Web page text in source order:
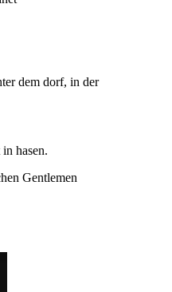
dem dorf, in der
hasen.
Gentlemen